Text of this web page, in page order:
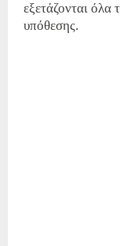
εξετάζονται όλα
υπόθεσης.